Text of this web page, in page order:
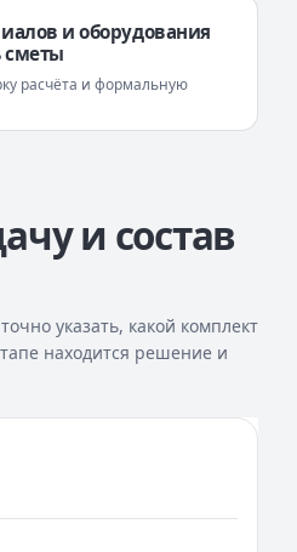
и оборудования
сметы
расчёта и формальную
и состав
указать, какой комплект
находится решение и